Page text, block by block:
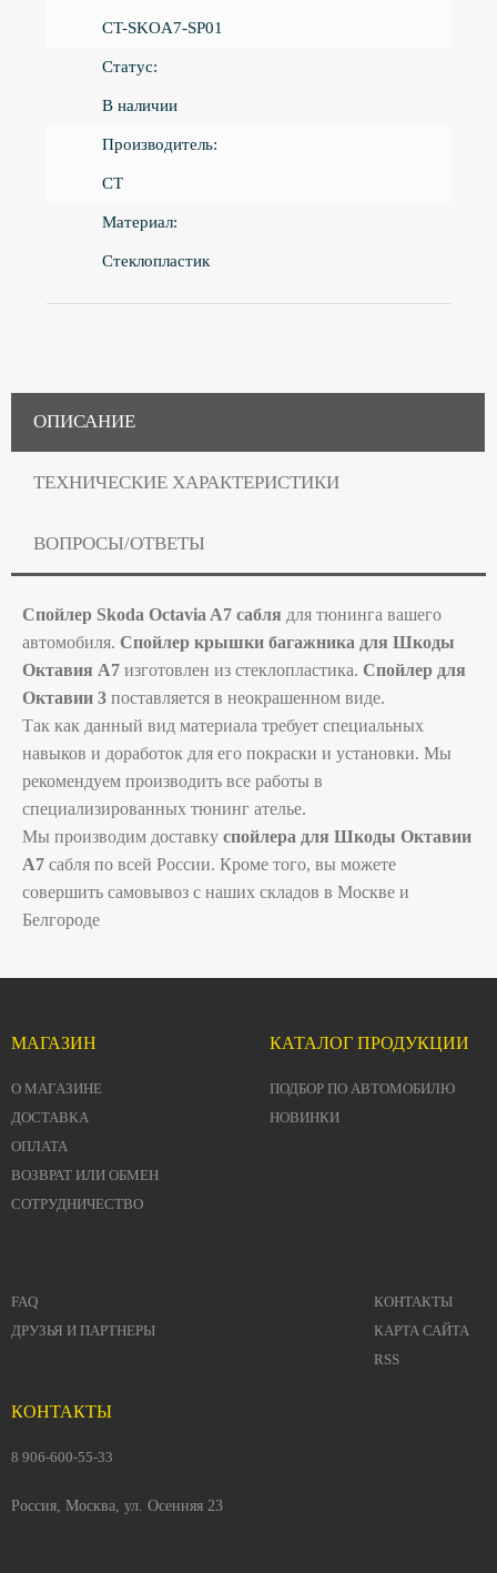
CT-SKOA7-SP01
Статус:
В наличии
Производитель:
CT
Материал:
Стеклопластик
ОПИСАНИЕ
ТЕХНИЧЕСКИЕ ХАРАКТЕРИСТИКИ
ВОПРОСЫ/ОТВЕТЫ
Спойлер Skoda Octavia A7 сабля для тюнинга вашего
автомобиля. Спойлер крышки багажника для Шкоды
Октавия А7 изготовлен из стеклопластика. Спойлер для
Октавии 3 поставляется в неокрашенном виде.
Так как данный вид материала требует специальных
навыков и доработок для его покраски и установки. Мы
рекомендуем производить все работы в
специализированных тюнинг ателье.
Мы производим доставку спойлера для Шкоды Октавии
А7 сабля по всей России. Кроме того, вы можете
совершить самовывоз с наших складов в Москве и
Белгороде
МАГАЗИН
О МАГАЗИНЕ
ДОСТАВКА
ОПЛАТА
ВОЗВРАТ ИЛИ ОБМЕН
СОТРУДНИЧЕСТВО
КАТАЛОГ ПРОДУКЦИИ
ПОДБОР ПО АВТОМОБИЛЮ
НОВИНКИ
FAQ
ДРУЗЬЯ И ПАРТНЕРЫ
КОНТАКТЫ
КАРТА САЙТА
RSS
КОНТАКТЫ
8 906-600-55-33
Россия, Москва, ул. Осенняя 23